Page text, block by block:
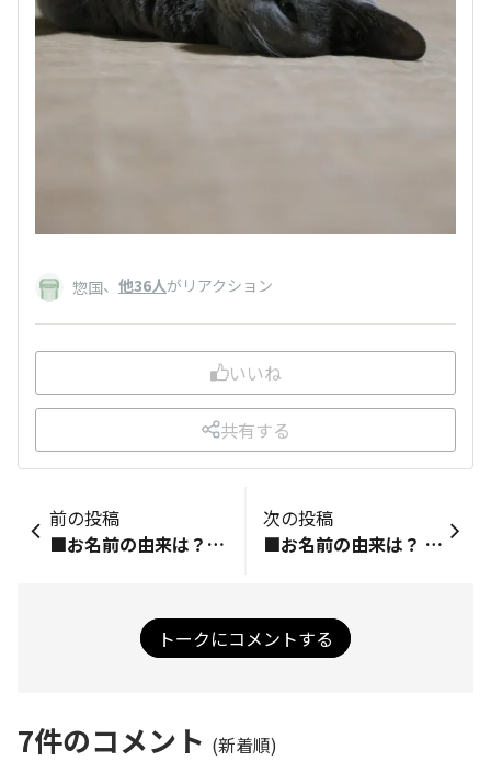
惣国、 他36人がリアクション
いいね
共有する
前の投稿
■お名前の由来は？ ＞1992年から持っているクルマから ■何のプロフィール写真？ ＞会社の近くの半野良ニャン、毛づくろいの様子を動画で撮影どんどん近づいて振り返った鼻先とレンズが接触、嫌な顔をされた瞬間を切り取り ■初めて買ったTORQUEと、そのきっかけは？ ＞耐水・耐衝撃Ｇ… からずっと ■趣味やお仕事を可能な範囲で教えてください！ 趣味：廃品などを使った変なモノづくり、クルマ、自転車、kedamon Go、不整地、昔話 仕事： ■TORQUE STYLEでこんなことが知りたい・話したい！ ＞みんながたのしいと思う事、（きつめの冗句も含み＾＾） ■最後にひとこと ＞先日も自転車に乗るポケットからトルクが落下！勲章が増えました。丈夫っていいことだね！
次の投稿
■お名前の由来は？ ＞ドリームキャストでチャット始める時にニックネームを考えなきゃいけなかったため 隣で寝てた猫の名前を拝借🤣 ■何のプロフィール写真？ ＞旧車博物館【セピアコレクション】で撮影した バーハンドルのミゼット ■初めて買ったTORQUEと、そのきっかけは？ ＞TORQUE XO1 スマホを使いたくなかったけど、ガラケーの不具合が出てきたため悩んでたら XO1の情報入手 発売３日後に機種変 ■趣味やお仕事を可能な範囲で教えてください！ 趣味：ひたすら寝る 仕事：リサイクル業務 ■TORQUE STYLEでこんなことが知りたい・話したい！ ＞🤔💬 ■最後にひとこと ＞変わり者です 九州ダイハツミーティング主催者補佐してます
トークにコメントする
7件のコメント (新着順)